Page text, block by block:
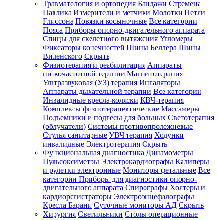
Травматология и ортопедия Бандажи Стремена
Павлика Измерители и метчики Молотки Петли
Глиссона Повязки косыночные Все категории
Пояса Приборы опорно-двигательного аппарата
Спицы для скелетного вытяжения Угломеры
Фиксаторы конечностей Шины Беллера Шины
Виленского Скрыть
Физиотерапия и реабилитация Аппараты
низкочастотной терапии Магнитотерапия
Ультразвуковая (УЗ) терапия Ингаляторы
Аппараты дыхательной терапии Все категории
Инвалидные кресла-коляски КВЧ-терапия
Комплексы физиотерапевтические Массажеры
Подъемники и подвесы для больных Светотерапия
(облучатели) Системы противопролежневые
Стулья санитарные УВЧ терапия Ходунки
инвалидные Электротерапия Скрыть
Функциональная диагностика Динамометры
Пульсоксиметры Электрокардиографы Калиперы
и рулетки электронные Мониторы фетальные Все
категории Приборы для диагностики опорно-
двигательного аппарата Спирографы Холтеры и
кардиорегистраторы Электроэнцефалографы
Кресла Барани Суточные мониторы АД Скрыть
Хирургия Светильники Столы операционные